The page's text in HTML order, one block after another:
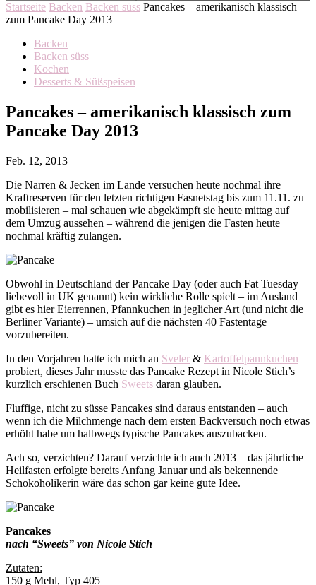
Startseite Backen Backen süss Pancakes – amerikanisch klassisch
zum Pancake Day 2013
Backen
Backen süss
Kochen
Desserts & Süßspeisen
Pancakes – amerikanisch klassisch zum
Pancake Day 2013
Feb. 12, 2013
Die Narren & Jecken im Lande versuchen heute nochmal ihre
Kraftreserven für den letzten richtigen Fasnetstag bis zum 11.11. zu
mobilisieren – mal schauen wie abgekämpft sie heute mittag auf
dem Umzug aussehen – während die jenigen die Fasten heute
nochmal kräftig zulangen.
Obwohl in Deutschland der Pancake Day (oder auch Fat Tuesday
liebevoll in UK genannt) kein wirkliche Rolle spielt – im Ausland
gibt es hier Eierrennen, Pfannkuchen in jeglicher Art (und nicht die
Berliner Variante) – umsich auf die nächsten 40 Fastentage
vorzubereiten.
In den Vorjahren hatte ich mich an Sveler & Kartoffelpannkuchen
probiert, dieses Jahr musste das Pancake Rezept in Nicole Stich’s
kurzlich erschienen Buch Sweets daran glauben.
Fluffige, nicht zu süsse Pancakes sind daraus entstanden – auch
wenn ich die Milchmenge nach dem ersten Backversuch noch etwas
erhöht habe um halbwegs typische Pancakes auszubacken.
Ach so, verzichten? Darauf verzichte ich auch 2013 – das jährliche
Heilfasten erfolgte bereits Anfang Januar und als bekennende
Schokoholikerin wäre das schon gar keine gute Idee.
Pancakes
nach “Sweets” von Nicole Stich
Zutaten:
150 g Mehl, Typ 405